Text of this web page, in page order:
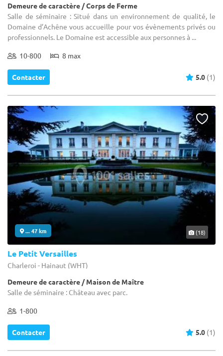
Demeure de caractère / Corps de Ferme
Salle de séminaire : Situé dans un environnement de qualité, le
Domaine d’Achêne vous accueille pour vos évènements privés ou
professionnels. Le Domaine est accessible aux personnes à ...
10-800 8 max
Contacter 5.0 (1)
... 47 km (18)
Le Petit Versailles
Charleroi - Hainaut (WHT)
Demeure de caractère / Maison de Maître
Salle de séminaire : Château avec parc.
1-800
Contacter 5.0 (1)